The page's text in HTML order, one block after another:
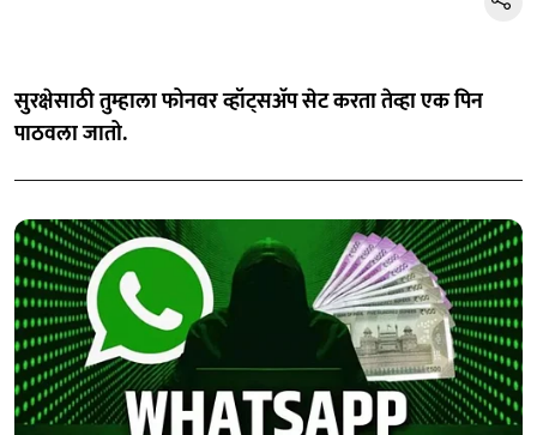
सुरक्षेसाठी तुम्हाला फोनवर व्हॉट्सअ‍ॅप सेट करता तेव्हा एक पिन
पाठवला जातो.